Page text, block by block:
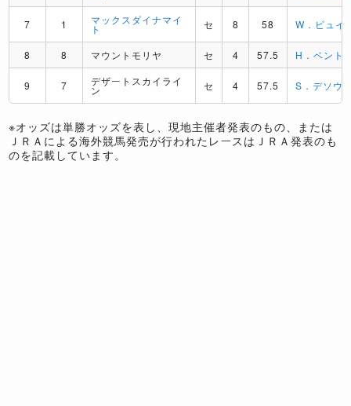
7 1 マックスダイナマイ
ト セ 8 58 W．ビュイ
8 8 マウントモリヤ セ 4 57.5 H．ベント
9 7 デザートスカイライ
ン セ 4 57.5 S．デソウ
※オッズは単勝オッズを表し、現地主催者発表のもの、または
ＪＲＡによる海外競馬発売が行われたレースはＪＲＡ発表のも
のを記載しています。